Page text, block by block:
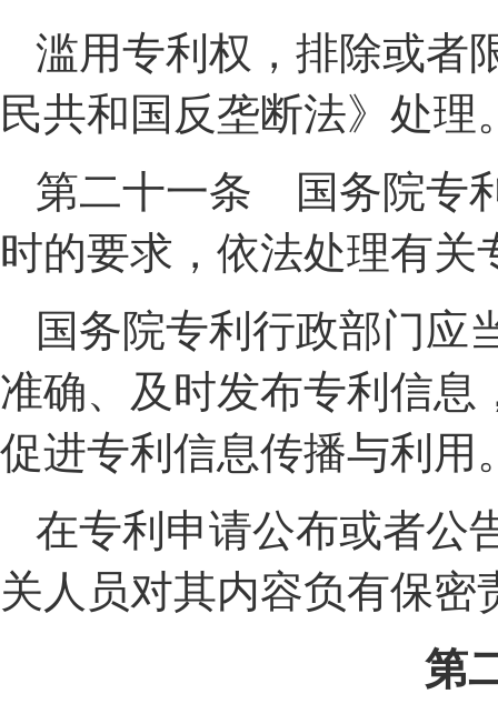
滥用专利权，排除或者
民共和国反垄断法》处理
第二十一条 国务院专
时的要求，依法处理有关
国务院专利行政部门应
准确、及时发布专利信息
促进专利信息传播与利用
在专利申请公布或者公
关人员对其内容负有保密
第